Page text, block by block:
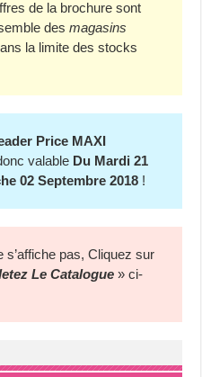
de la brochure sont
desmagasins
la limite des stocks
Price MAXI
valable Du Mardi 21
02 Septembre 2018 !
s’affiche pas, Cliquez sur
Le Catalogue » ci-